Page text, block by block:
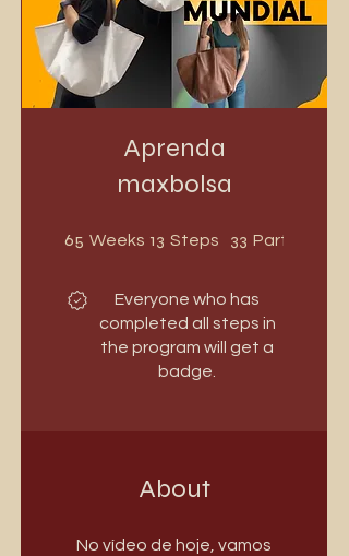
Aprenda
maxbolsa
65 Weeks 65 Weeks
13 Steps 13 Steps
33 Participants
Everyone who has
completed all steps in
the program will get a
badge.
About
No vídeo de hoje, vamos